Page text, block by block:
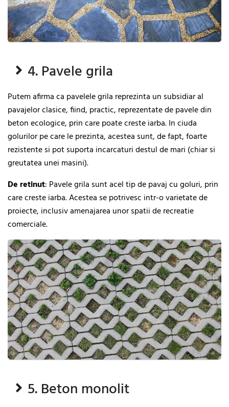
4. Pavele grila
Putem afirma ca pavelele grila reprezinta un subsidiar al
pavajelor clasice, fiind, practic, reprezentate de pavele din
beton ecologice, prin care poate creste iarba. In ciuda
golurilor pe care le prezinta, acestea sunt, de fapt, foarte
rezistente si pot suporta incarcaturi destul de mari (chiar si
greutatea unei masini).
De retinut: Pavele grila sunt acel tip de pavaj cu goluri, prin
care creste iarba. Acestea se potrivesc intr-o varietate de
proiecte, inclusiv amenajarea unor spatii de recreatie
comerciale.
5. Beton monolit